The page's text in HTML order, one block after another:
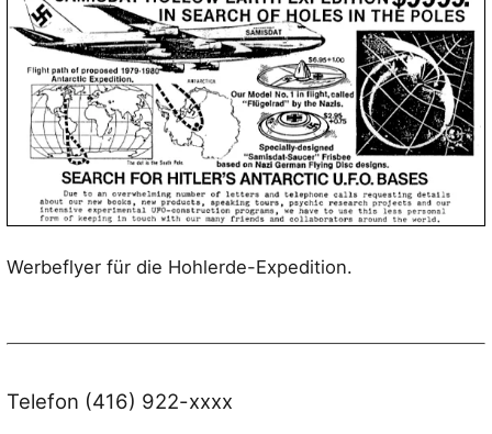
Werbeflyer für die Hohlerde-Expedition.
Telefon (416) 922-xxxx